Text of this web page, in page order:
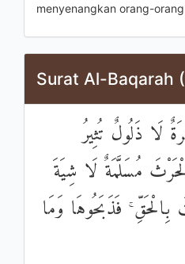
menyenangkan orang-
Surat Al-Baqarah
لَا ذَلُولٌ تُثِيرُ
مُسَلَّمَةٌ لَا شِيَةَ
بِالْحَقِّ ۚ فَذَبَحُوهَا وَمَا